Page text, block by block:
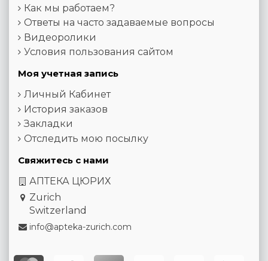
Как мы работаем?
Ответы на часто задаваемые вопросы
Видеоролики
Условия пользования сайтом
Моя учетная запись
Личный Кабинет
История заказов
Закладки
Отследить мою посылку
Свяжитесь с нами
АПТЕКА ЦЮРИХ
Zurich
Switzerland
info@apteka-zurich.com